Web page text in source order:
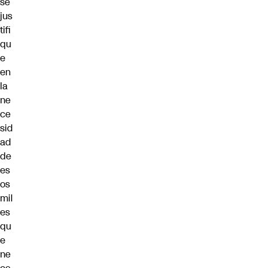
jus
tifi
qu
e
en
la
ne
ce
sid
ad
de
es
os
mil
es
qu
e
ne